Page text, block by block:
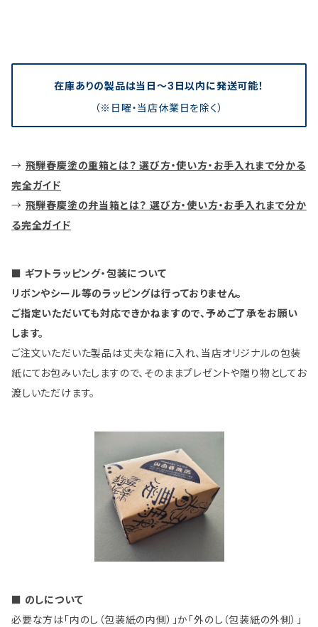
在庫ありの製品は当日〜3日以内に発送可能！
（※日曜・当店休業日を除く）
→ 飛騨春慶塗の重箱とは？ 選び方・使い方・お手入れまで分かる
完全ガイド
→ 飛騨春慶塗の弁当箱とは？ 選び方・使い方・お手入れまで分か
る完全ガイド
■ ギフトラッピング・包装について
リボンやシール等のラッピングは行っておりません。
ご指定いただいても対応できかねますので、予めご了承をお願い
します。
ご注文いただいた製品は丈夫な箱に入れ、当店オリジナルの包装
紙にてお包みいたしますので、そのままプレゼントや贈り物としてお
渡しいただけます。
■ のしについて
必要な方は「内のし（包装紙の内側）」か「外のし（包装紙の外側）」